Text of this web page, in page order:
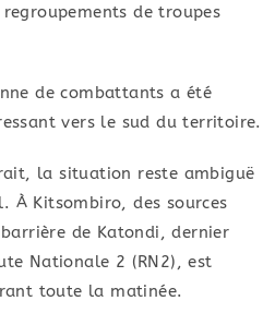
de troupes
de combattants a été
vers le sud du territoire.
la situation reste ambiguë
À Kitsombiro, des sources
de Katondi, dernier
Nationale 2 (RN2), est
toute la matinée.